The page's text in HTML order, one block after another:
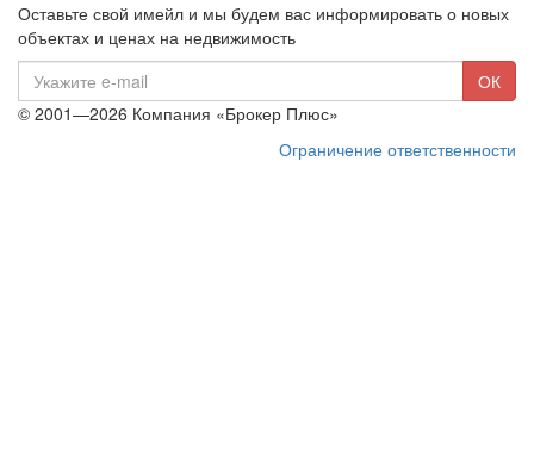
Оставьте свой имейл и мы будем вас информировать о новых
объектах и ценах на недвижимость
mail
ОК
© 2001—2026 Компания «Брокер Плюс»
Ограничение ответственности